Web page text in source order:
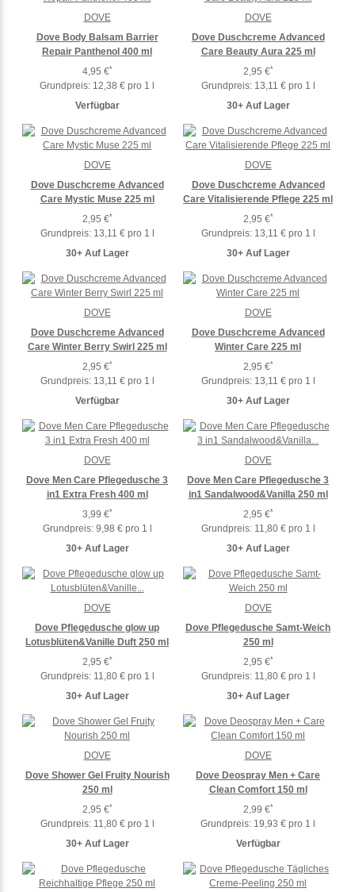
Dove Body Balsam Barrier
Repair Panthenol 400 ml
4,95 €*
Grundpreis: 12,38 € pro 1 l
Verfügbar
DOVE
Dove Duschcreme Advanced
Care Beauty Aura 225 ml
2,95 €*
Grundpreis: 13,11 € pro 1 l
30+ Auf Lager
DOVE
Dove Duschcreme Advanced
Care Mystic Muse 225 ml
2,95 €*
Grundpreis: 13,11 € pro 1 l
30+ Auf Lager
DOVE
Dove Duschcreme Advanced
Care Vitalisierende Pflege 225 ml
2,95 €*
Grundpreis: 13,11 € pro 1 l
30+ Auf Lager
DOVE
Dove Duschcreme Advanced
Care Winter Berry Swirl 225 ml
2,95 €*
Grundpreis: 13,11 € pro 1 l
Verfügbar
DOVE
Dove Duschcreme Advanced
Winter Care 225 ml
2,95 €*
Grundpreis: 13,11 € pro 1 l
30+ Auf Lager
DOVE
Dove Men Care Pflegedusche 3
in1 Extra Fresh 400 ml
3,99 €*
Grundpreis: 9,98 € pro 1 l
30+ Auf Lager
DOVE
Dove Men Care Pflegedusche 3
in1 Sandalwood&Vanilla 250 ml
2,95 €*
Grundpreis: 11,80 € pro 1 l
30+ Auf Lager
DOVE
Dove Pflegedusche glow up
Lotusblüten&Vanille Duft 250 ml
2,95 €*
Grundpreis: 11,80 € pro 1 l
30+ Auf Lager
DOVE
Dove Pflegedusche Samt-Weich
250 ml
2,95 €*
Grundpreis: 11,80 € pro 1 l
30+ Auf Lager
DOVE
Dove Shower Gel Fruity Nourish
250 ml
2,95 €*
Grundpreis: 11,80 € pro 1 l
30+ Auf Lager
DOVE
Dove Deospray Men + Care
Clean Comfort 150 ml
2,99 €*
Grundpreis: 19,93 € pro 1 l
Verfügbar
DOVE